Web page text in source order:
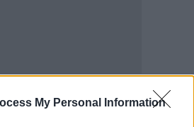
My Personal Information